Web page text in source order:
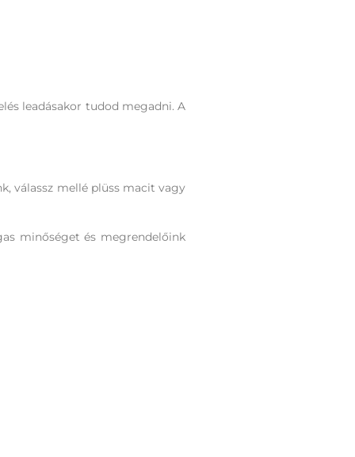
leadásakor tudod megadni. A
válassz mellé plüss macit vagy
minőséget és megrendelőink